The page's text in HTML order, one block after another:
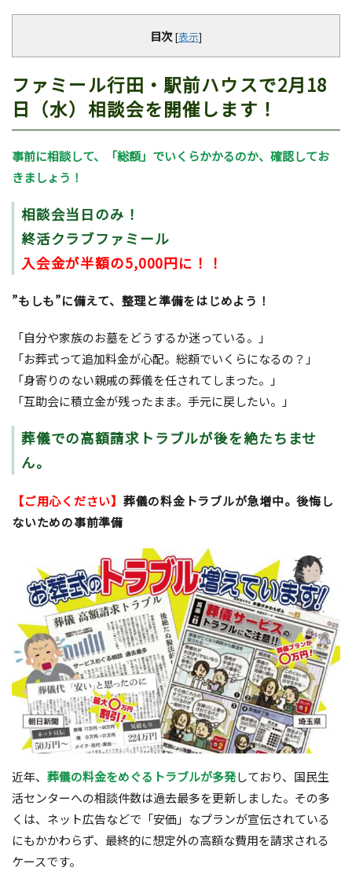
目次 [表示]
ファミール行田・駅前ハウスで2月18
日（水）相談会を開催します！
事前に相談して、「総額」でいくらかかるのか、確認してお
きましょう！
相談会当日のみ！
終活クラブファミール
入会金が半額の5,000円に！！
”もしも”に備えて、整理と準備をはじめよう！
「自分や家族のお墓をどうするか迷っている。」
「お葬式って追加料金が心配。総額でいくらになるの？」
「身寄りのない親戚の葬儀を任されてしまった。」
「互助会に積立金が残ったまま。手元に戻したい。」
葬儀での高額請求トラブルが後を絶たちませ
ん。
【ご用心ください】 葬儀の料金トラブルが急増中。後悔し
ないための事前準備
近年、 葬儀の料金をめぐるトラブルが多発しており、国民生
活センターへの相談件数は過去最多を更新しました。その多
くは、ネット広告などで「安価」なプランが宣伝されている
にもかかわらず、最終的に想定外の高額な費用を請求される
ケースです。